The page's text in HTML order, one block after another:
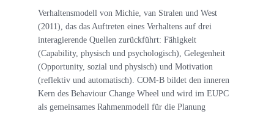
Verhaltensmodell von Michie, van Stralen und West
(2011), das das Auftreten eines Verhaltens auf drei
interagierende Quellen zurückführt: Fähigkeit
(Capability, physisch und psychologisch), Gelegenheit
(Opportunity, sozial und physisch) und Motivation
(reflektiv und automatisch). COM-B bildet den inneren
Kern des Behaviour Change Wheel und wird im EUPC
als gemeinsames Rahmenmodell für die Planung